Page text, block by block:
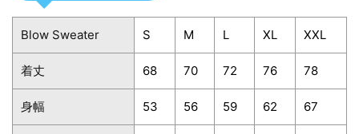
Blow Sweater S M L XL XXL
着丈 68 70 72 76 78
身幅 53 56 59 62 67